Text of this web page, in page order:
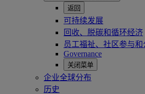
返回
可持续发展
回收、脱碳和循环经济
员工福祉、社区参与
Governance
关闭菜单
企业全球分布
历史